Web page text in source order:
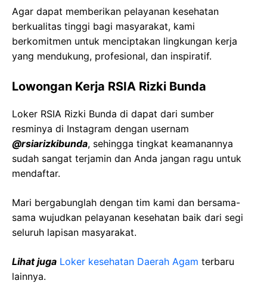
Agar dapat memberikan pelayanan kesehatan
berkualitas tinggi bagi masyarakat, kami
berkomitmen untuk menciptakan lingkungan kerja
yang mendukung, profesional, dan inspiratif.
Lowongan Kerja RSIA Rizki Bunda
Loker RSIA Rizki Bunda di dapat dari sumber
resminya di Instagram dengan usernam
@rsiarizkibunda, sehingga tingkat keamanannya
sudah sangat terjamin dan Anda jangan ragu untuk
mendaftar.
Mari bergabunglah dengan tim kami dan bersama-
sama wujudkan pelayanan kesehatan baik dari segi
seluruh lapisan masyarakat.
Lihat juga Loker kesehatan Daerah Agam terbaru
lainnya.